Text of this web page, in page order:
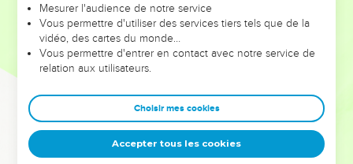
leur foi ou leur vision. Mais on voit moins les doutes, les erreurs
et les saisons difficiles qu'ils ont traversés, alors même que ce
sont elles qui les ont façonnés.
Dans cette conférence, leaders, entrepreneurs, et responsables
clés pour avancer avec plus de sagesse afin que leurs erreurs
deviennent vos tremplins. Que vous guidiez un ministère, une
équipe, un groupe ou une famille, leur expérience est faite
pour vous.
Mesurer l'audience de notre service
Vous permettre d'utiliser des services tiers tels que de la
vidéo, des cartes du monde…
Vous permettre d'entrer en contact avec notre service de
relation aux utilisateurs.
Choisir mes cookies
Accepter tous les cookies